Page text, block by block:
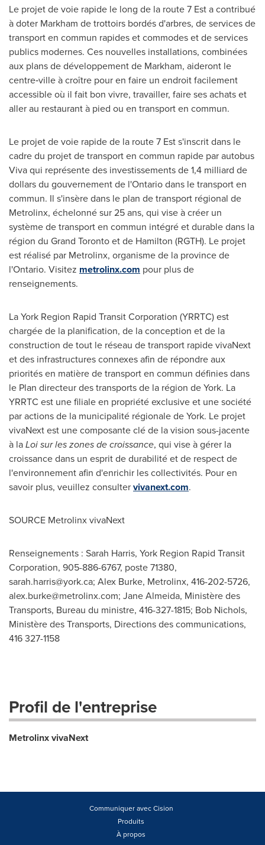
Le projet de voie rapide le long de la route 7 Est a contribué
à doter Markham detrottoirs bordés d'arbres, de services de
transport en commun rapides et commodes et de services
publics modernes. Ces nouvelles installations, combinées
aux plans de développement de Markham, aideront le
centre‑ville à croître pour en faire un endroit facilement
accessible où il fait bon vivre, travailler, faire ses achats et
aller au restaurant à pied ou en transport en commun.
Le projet de voie rapide de la route 7 Est s'inscrit dans le
cadre du projet de transport en commun rapide par autobus
Viva qui représente des investissements de 1,4 milliard de
dollars du gouvernement de l'Ontariodans le transport en
commun. Il s'insère dans le plan de transport régional de
Metrolinx, échelonné sur 25 ans, qui vise à créer un
système de transport en commun intégré et durable dans la
région du Grand Toronto et de Hamilton (RGTH). Le projet
est réalisé par Metrolinx, organisme de la province de
l'Ontario. Visitez metrolinx.com pour plus de
renseignements.
La York Region Rapid Transit Corporation (YRRTC) est
chargée de la planification, de la conception et de la
construction de tout le réseau de transport rapide vivaNext
et des infrastructures connexes afin de répondre aux
priorités en matière de transport en commun définies dans
le Plan directeur des transports de la région de York. La
YRRTC est une filiale en propriété exclusive et une société
par actions de la municipalité régionale de York. Le projet
vivaNext est une composante clé de la vision sous-jacente
à laLoi sur les zones de croissance, qui vise à gérer la
croissance dans un esprit de durabilité et de respect de
l'environnement afin d'enrichir les collectivités. Pour en
savoir plus, veuillez consultervivanext.com.
SOURCE Metrolinx vivaNext
Renseignements : Sarah Harris, York Region Rapid Transit
Corporation, 905-886-6767, poste 71380,
sarah.harris@york.ca; Alex Burke, Metrolinx, 416-202-5726,
alex.burke@metrolinx.com; Jane Almeida, Ministère des
Transports, Bureau du ministre, 416-327-1815; Bob Nichols,
Ministère des Transports, Directions des communications,
416 327-1158
Profil de l'entreprise
Metrolinx vivaNext
Communiquer avec Cision
Produits
À propos